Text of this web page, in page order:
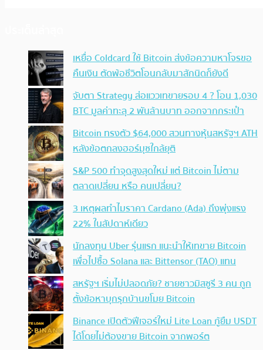
เหยื่อ Coldcard ใช้ Bitcoin ส่งข้อความหาโจรขอ
คืนเงิน ตัดพ้อชีวิตโอนกลับมาสักนิดก็ยังดี
จับตา Strategy ส่อแววเทขายรอบ 4 ? โอน 1,030
BTC มูลค่าทะลุ 2 พันล้านบาท ออกจากกระเป๋า
Bitcoin ทรงตัว $64,000 สวนทางหุ้นสหรัฐฯ ATH
หลังข้อตกลงฮอร์มุซใกล้ยุติ
S&P 500 ทำจุดสูงสุดใหม่ แต่ Bitcoin ไม่ตาม
ตลาดเปลี่ยน หรือ คนเปลี่ยน?
3 เหตุผลทำไมราคา Cardano (Ada) ถึงพุ่งแรง
22% ในสัปดาห์เดียว
นักลงทุน Uber รุ่นแรก แนะนำให้เทขาย Bitcoin
เพื่อไปซื้อ Solana และ Bittensor (TAO) แทน
สหรัฐฯ เริ่มไม่ปลอดภัย? ชายชาวมิสซูรี 3 คน ถูก
ตั้งข้อหาบุกรุกบ้านขโมย Bitcoin
Binance เปิดตัวฟีเจอร์ใหม่ Lite Loan กู้ยืม USDT
ได้โดยไม่ต้องขาย Bitcoin จากพอร์ต